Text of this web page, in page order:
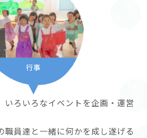
行事
いろいろなイベントを企画・運営
職員達と一緒に何かを成し遂げる